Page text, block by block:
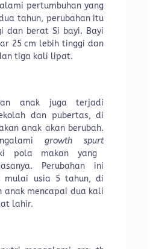
pertumbuhan yang
tahun, perubahan itu
dan berat Si bayi. Bayi
25 cm lebih tinggi dan
tiga kali lipat.
anak juga terjadi
dan pubertas, di
anak akan berubah.
growth spurt
pola makan yang
Perubahan ini
mulai usia 5 tahun, di
anak mencapai dua kali
lahir.